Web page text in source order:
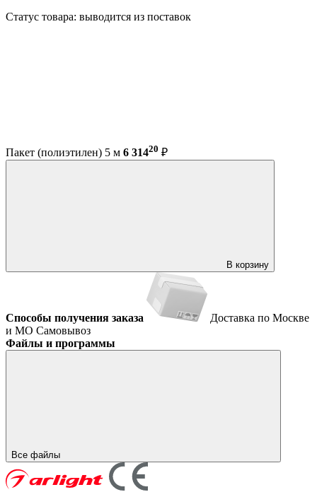
Статус товара: выводится из поставок
Пакет (полиэтилен) 5 м 6 31420 ₽
В корзину
Способы получения заказа
Доставка по Москве
и МО Самовывоз
Файлы и программы
Все файлы